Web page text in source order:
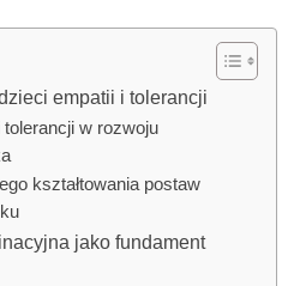
empatii i tolerancji
w rozwoju
kształtowania postaw
jako fundament